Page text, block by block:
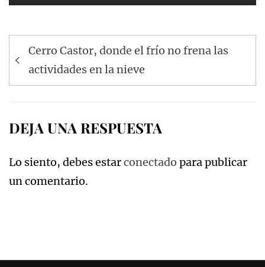
Navegación
de
entradas
Cerro Castor, donde el frío no frena las
actividades en la nieve
DEJA UNA RESPUESTA
Lo siento, debes estarconectado para publicar
un comentario.